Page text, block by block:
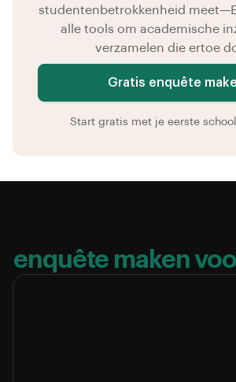
studentenbetrokkenheid
alle tools om academische
verzamelen die ertoe
Gratis enquête
Start gratis met je eerste
enquête maken